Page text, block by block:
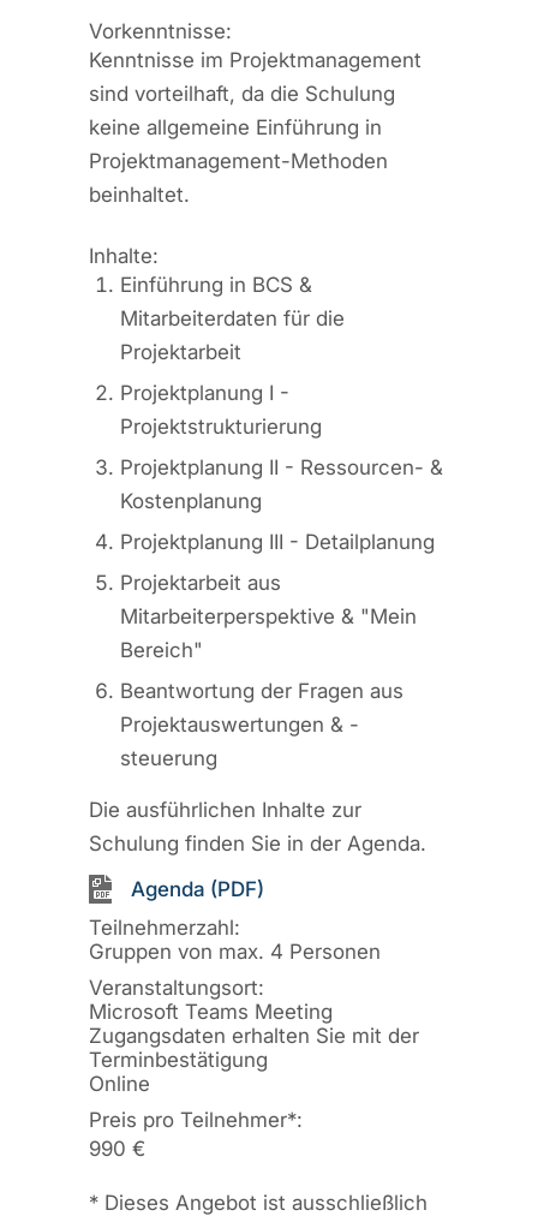
Vorkenntnisse:
Kenntnisse im Projektmanagement
sind vorteilhaft, da die Schulung
keine allgemeine Einführung in
Projektmanagement-Methoden
beinhaltet.
Inhalte:
Einführung in BCS &
Mitarbeiterdaten für die
Projektarbeit
Projektplanung I -
Projektstrukturierung
Projektplanung II - Ressourcen- &
Kostenplanung
Projektplanung III - Detailplanung
Projektarbeit aus
Mitarbeiterperspektive & "Mein
Bereich"
Beantwortung der Fragen aus
Projektauswertungen & -
steuerung
Die ausführlichen Inhalte zur
Schulung finden Sie in der Agenda.
Agenda (PDF)
Teilnehmerzahl:
Gruppen von max. 4 Personen
Veranstaltungsort:
Microsoft Teams Meeting
Zugangsdaten erhalten Sie mit der
Terminbestätigung
Online
Preis pro Teilnehmer*:
990 €
* Dieses Angebot ist ausschließlich